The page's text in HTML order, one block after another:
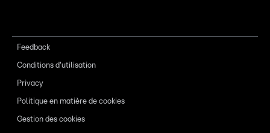
Feedback
Conditions d'utilisation
Privacy
Politique en matière de cookies
Gestion des cookies